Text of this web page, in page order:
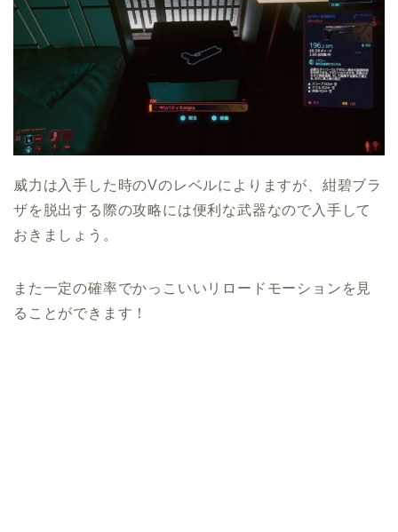
威力は入手した時のVのレベルによりますが、紺碧ブラ
ザを脱出する際の攻略には便利な武器なので入手して
おきましょう。
また一定の確率でかっこいいリロードモーションを見
ることができます！